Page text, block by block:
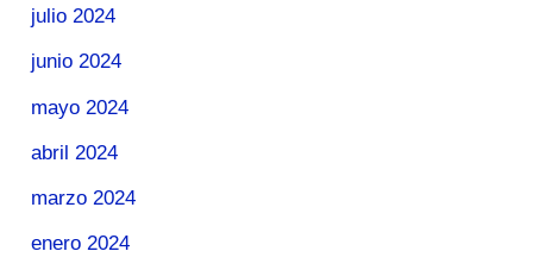
julio 2024
junio 2024
mayo 2024
abril 2024
marzo 2024
enero 2024